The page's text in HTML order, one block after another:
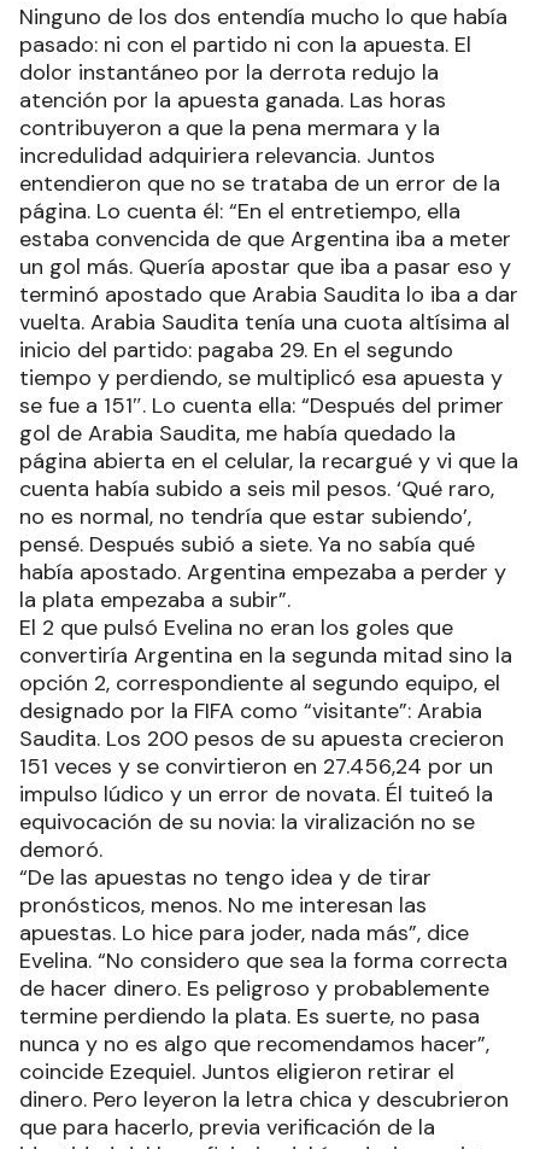
Ninguno de los dos entendía mucho lo que había
pasado: ni con el partido ni con la apuesta. El
dolor instantáneo por la derrota redujo la
atención por la apuesta ganada. Las horas
contribuyeron a que la pena mermara y la
incredulidad adquiriera relevancia. Juntos
entendieron que no se trataba de un error de la
página. Lo cuenta él: “En el entretiempo, ella
estaba convencida de que Argentina iba a meter
un gol más. Quería apostar que iba a pasar eso y
terminó apostado que Arabia Saudita lo iba a dar
vuelta. Arabia Saudita tenía una cuota altísima al
inicio del partido: pagaba 29. En el segundo
tiempo y perdiendo, se multiplicó esa apuesta y
se fue a 151″. Lo cuenta ella: “Después del primer
gol de Arabia Saudita, me había quedado la
página abierta en el celular, la recargué y vi que la
cuenta había subido a seis mil pesos. ‘Qué raro,
no es normal, no tendría que estar subiendo’,
pensé. Después subió a siete. Ya no sabía qué
había apostado. Argentina empezaba a perder y
la plata empezaba a subir”.
El 2 que pulsó Evelina no eran los goles que
convertiría Argentina en la segunda mitad sino la
opción 2, correspondiente al segundo equipo, el
designado por la FIFA como “visitante”: Arabia
Saudita. Los 200 pesos de su apuesta crecieron
151 veces y se convirtieron en 27.456,24 por un
impulso lúdico y un error de novata. Él tuiteó la
equivocación de su novia: la viralización no se
demoró.
“De las apuestas no tengo idea y de tirar
pronósticos, menos. No me interesan las
apuestas. Lo hice para joder, nada más”, dice
Evelina. “No considero que sea la forma correcta
de hacer dinero. Es peligroso y probablemente
termine perdiendo la plata. Es suerte, no pasa
nunca y no es algo que recomendamos hacer”,
coincide Ezequiel. Juntos eligieron retirar el
dinero. Pero leyeron la letra chica y descubrieron
que para hacerlo, previa verificación de la